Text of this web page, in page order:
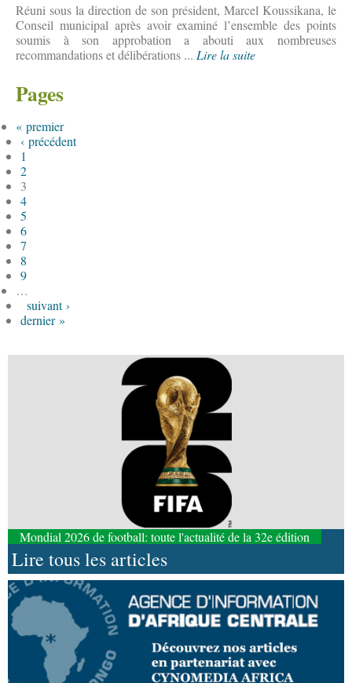
Réuni sous la direction de son président, Marcel Koussikana, le
Conseil municipal après avoir examiné l’ensemble des points
soumis à son approbation a abouti aux nombreuses
recommandations et délibérations ... Lire la suite
Pages
« premier
‹ précédent
1
2
3
4
5
6
7
8
9
…
suivant ›
dernier »
Mondial 2026 de football: toute l'actualité de la 32e édition
Lire tous les articles